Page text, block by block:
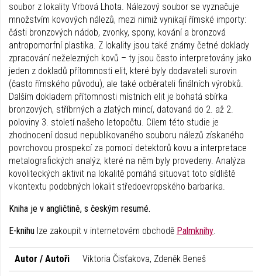
soubor z lokality Vrbová Lhota. Nálezový soubor se vyznačuje
množstvím kovových nálezů, mezi nimiž vynikají římské importy:
části bronzových nádob, zvonky, spony, kování a bronzová
antropomorfní plastika. Z lokality jsou také známy četné doklady
zpracování neželezných kovů – ty jsou často interpretovány jako
jeden z dokladů přítomnosti elit, které byly dodavateli surovin
(často římského původu), ale také odběrateli finálních výrobků.
Dalším dokladem přítomnosti místních elit je bohatá sbírka
bronzových, stříbrných a zlatých mincí, datovaná do 2. až 2.
poloviny 3. století našeho letopočtu. Cílem této studie je
zhodnocení dosud nepublikovaného souboru nálezů získaného
povrchovou prospekcí za pomoci detektorů kovu a interpretace
metalografických analýz, které na něm byly provedeny. Analýza
kovoliteckých aktivit na lokalitě pomáhá situovat toto sídliště
v kontextu podobných lokalit středoevropského barbarika.
Kniha je v angličtině, s českým resumé.
E-knihu lze zakoupit v internetovém obchodě Palmknihy.
Autor / Autoři Viktoria Čisťakova, Zdeněk Beneš